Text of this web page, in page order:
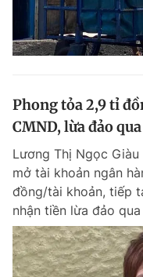
Sản phẩm khác
Tiện ích
Thông tin tòa soạn
Đọc Thanh Niên trên
Phong tỏa 2,9 tỉ
CMND, lừa đảo
Lương Thị Ngọc
mở tài khoản ngân
đồng/tài khoản, tiếp
nhận tiền lừa đảo qua